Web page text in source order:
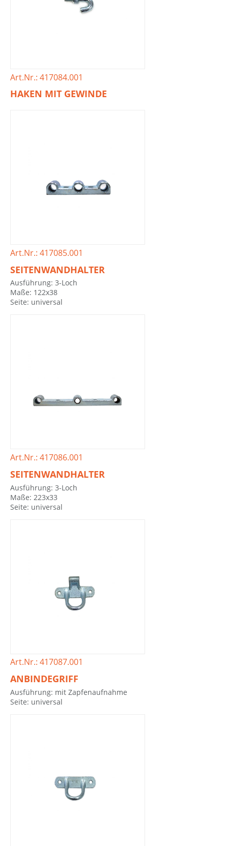
Art.Nr.: 417084.001
HAKEN MIT GEWINDE
Art.Nr.: 417085.001
SEITENWANDHALTER
Ausführung: 3-Loch
Maße: 122x38
Seite: universal
Art.Nr.: 417086.001
SEITENWANDHALTER
Ausführung: 3-Loch
Maße: 223x33
Seite: universal
Art.Nr.: 417087.001
ANBINDEGRIFF
Ausführung: mit Zapfenaufnahme
Seite: universal